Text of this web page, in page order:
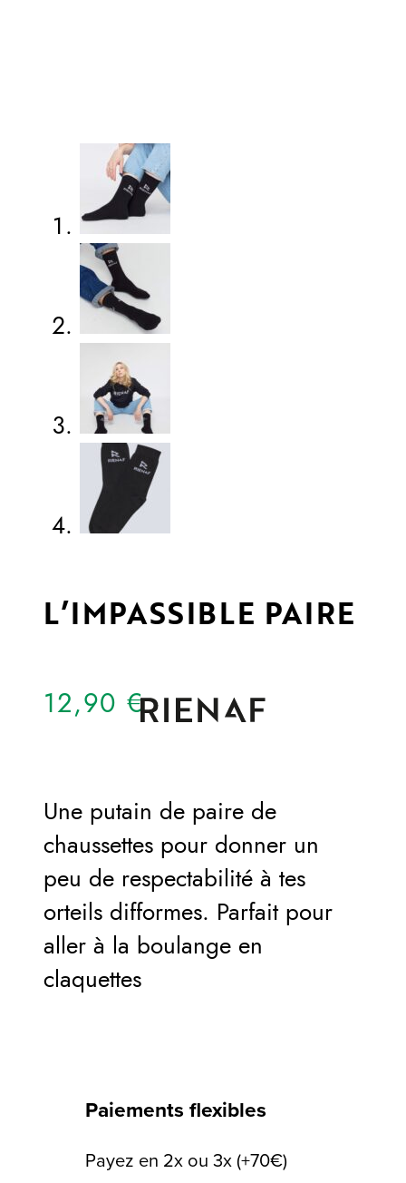
L’IMPASSIBLE PAIRE
12,90 €
Une putain de paire de
chaussettes pour donner un
peu de respectabilité à tes
orteils difformes. Parfait pour
aller à la boulange en
claquettes
Paiements flexibles
Payez en 2x ou 3x (+70€)